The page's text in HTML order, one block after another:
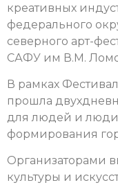
креативных
федерального
северного арт-
САФУ им В.М.
В рамках
прошла
для людей и люди
формирования
Организаторами
культуры и